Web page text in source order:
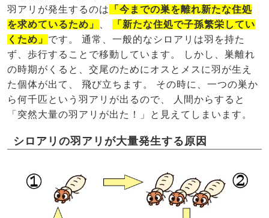
羽アリが発生するのは
「今までの巣を離れ新たな住処
を求めているため」
「新たな住処で子孫繁栄してい
くため」 です。 通常、一般的なシロアリは羽を持た
ず、歩行することで移動しています。 しかし、巣離れ
の時期がくると、交尾のためにオスとメスに羽が生え
た個体が出て、 飛び立ちます。 その時に、一つの巣か
ら何千匹という羽アリが出るので、 人間からすると
「突然大量の羽アリが出た！」と見えてしまいます。
シロアリの羽アリが大量発生する原因